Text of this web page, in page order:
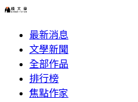
最新消息
文學新聞
全部作品
排行榜
焦點作家